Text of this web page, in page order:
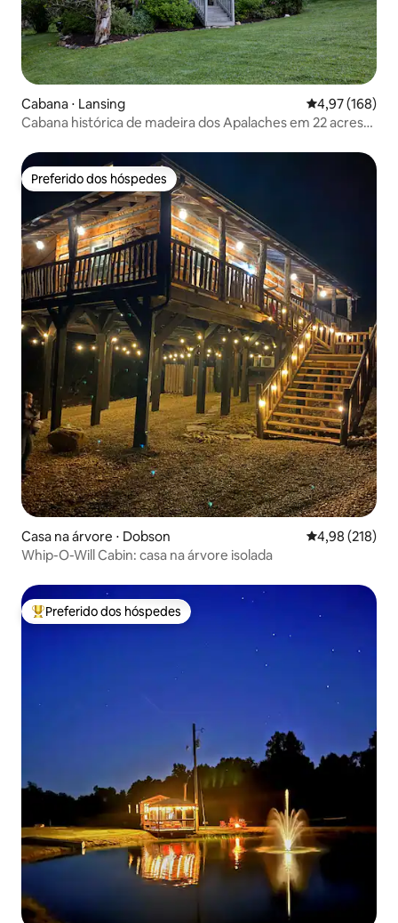
Cabana ⋅ Lansing 4,97 de uma
4,97 (168)
Cabana histórica de madeira dos Apalaches em 22 acres
Preferido dos hóspedes
Preferido dos hóspedes
Casa na árvore ⋅ Dobson 4,98 de uma
4,98 (218)
Whip-O-Will Cabin: casa na árvore isolada
Entre os melhores preferidos dos hóspedes
Preferido dos hóspedes